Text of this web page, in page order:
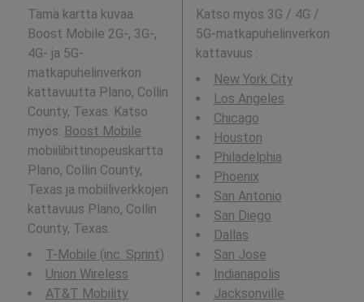
Tämä kartta kuvaa
Boost Mobile 2G-, 3G-,
4G- ja 5G-
matkapuhelinverkon
kattavuutta Plano, Collin
County, Texas. Katso
myös: Boost Mobile
mobiilibittinopeuskartta
Plano, Collin County,
Texas ja mobiiliverkkojen
kattavuus Plano, Collin
County, Texas.
T-Mobile (inc. Sprint)
Union Wireless
AT&T Mobility
Katso myös 3G / 4G /
5G-matkapuhelinverkon
kattavuus :
New York City
Los Angeles
Chicago
Houston
Philadelphia
Phoenix
San Antonio
San Diego
Dallas
San Jose
Indianapolis
Jacksonville